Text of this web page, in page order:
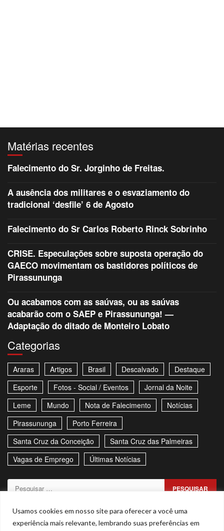
Usamos cookies em nosso site para oferecer a você uma
experiência mais relevante, lembrando suas preferências em
Matérias recentes
Falecimento do Sr. Jorginho de Freitas.
A ausência dos militares e o esvaziamento do
tradicional ‘desfile’ 6 de Agosto
Falecimento do Sr Carlos Roberto Rinck Sobrinho
CRISE. Especulações sobre suposta operação do
GAECO movimentam os bastidores políticos de
Pirassununga
Ou acabamos com as saúvas, ou as saúvas
acabarão com o SAEP e Pirassununga! —
Adaptação do ditado de Monteiro Lobato
Categorias
Araras Artigos Brasil Descalvado
Destaque
Esporte
Fotos - Social / Eventos
Jornal da Noite
Leme
Mundo Nota de Falecimento
Notícias
Pirassununga
Porto Ferreira
Santa Cruz da Conceição
Santa Cruz das Palmeiras
Vagas de Emprego
Últimas Notícias
Pesquisar
Sitemap Política de Privacidade Contato
Stories